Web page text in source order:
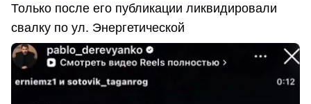
Только после его публикации ликвидировали
свалку по ул. Энергетической